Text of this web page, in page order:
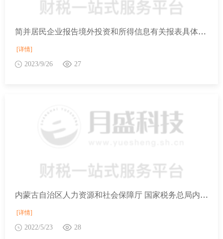
简并居民企业报告境外投资和所得信息有关报表具体是优化了什么内容？
[详情]
2023/9/26 27
内蒙古自治区人力资源和社会保障厅 国家税务总局内蒙古自治区税务局关于阶段性缓缴 特困行业企业社会保险费的通知
[详情]
2022/5/23 28